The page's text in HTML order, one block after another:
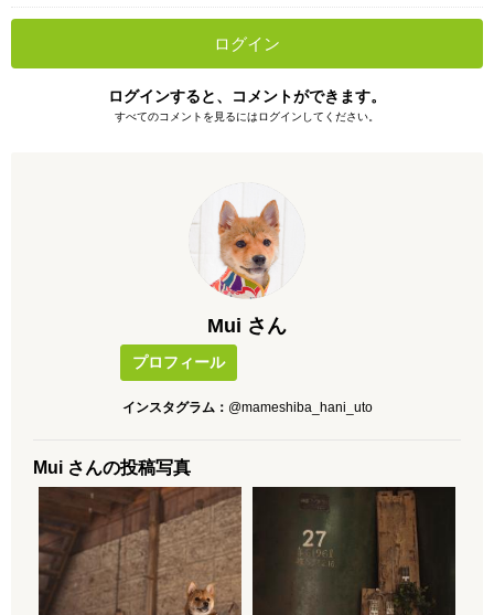
ログイン
ログインすると、コメントができます。
すべてのコメントを見るにはログインしてください。
Mui さん
プロフィール
インスタグラム： @mameshiba_hani_uto
Mui さんの投稿写真